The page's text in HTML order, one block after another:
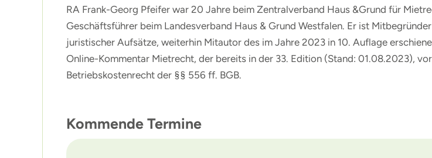
RA Frank-Georg Pfeifer war 20 Jahre beim Zentralverband Haus &Grund für
Geschäftsführer beim Landesverband Haus & Grund Westfalen. Er ist
juristischer Aufsätze, weiterhin Mitautor des im Jahre 2023 in 10. Auflage
Online-Kommentar Mietrecht, der bereits in der 33. Edition (Stand: 01.08.2023),
Betriebskostenrecht der §§ 556 ff. BGB.
Kommende Termine